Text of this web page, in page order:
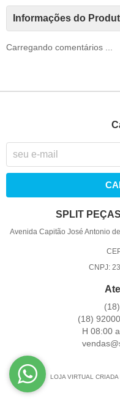
Informações do
Carregando comentários ...
SPLIT
Avenida Capitão José Antonio
CNPJ:
(18)
(18)
H 08:00
LOJA VIRTUAL CRIADA